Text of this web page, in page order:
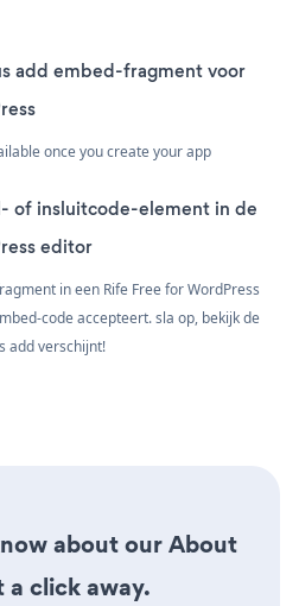
add embed-fragment voor
once you create your app
of insluitcode-element in de
editor
in een Rife Free for WordPress
code accepteert. sla op, bekijk de
add verschijnt!
about our About
a click away.